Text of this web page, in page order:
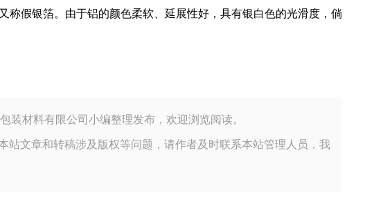
假银箔。由于铝的颜色柔软、延展性好，具有银白色的光滑度，倘
包装材料有限公司小编整理发布，欢迎浏览阅读。
文章和转稿涉及版权等问题，请作者及时联系本站管理人员，我